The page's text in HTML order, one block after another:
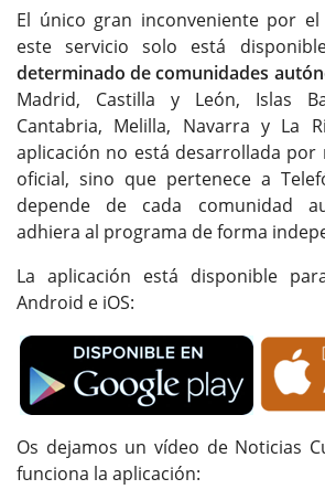
El único gran inconveniente por
este servicio solo está
determinado de comunidades
Madrid, Castilla y León, Islas
Cantabria, Melilla, Navarra y La
aplicación no está desarrollada por
oficial, sino que pertenece a
depende de cada comunidad
adhiera al programa de forma
La aplicación está disponible
Android e iOS:
Os dejamos un vídeo de Noticias
funciona la aplicación: